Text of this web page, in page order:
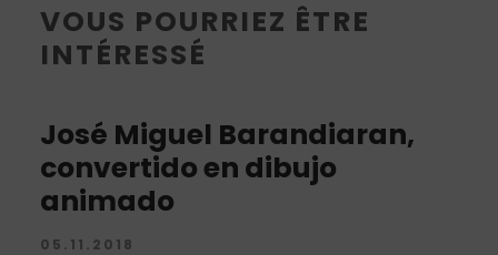
VOUS POURRIEZ ÊTRE
INTÉRESSÉ
José Miguel Barandiaran,
convertido en dibujo
animado
05.11.2018